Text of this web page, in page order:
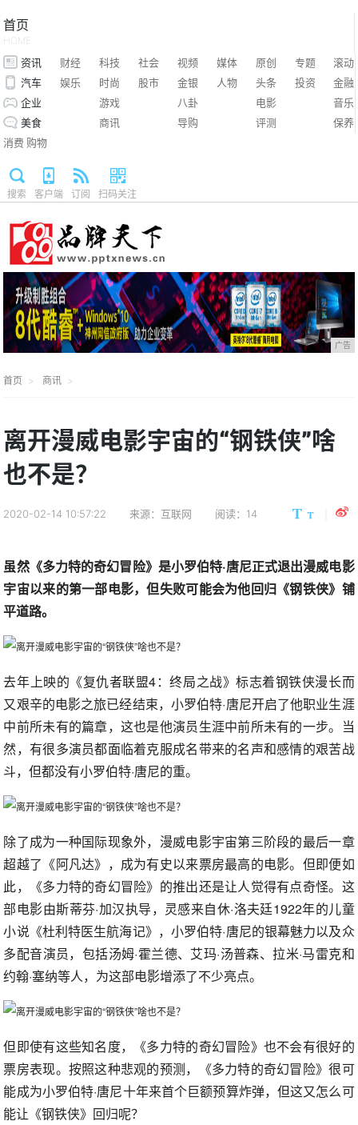
首页
HOME
资讯 财经 科技 社会 视频 媒体 原创 专题
滚动
汽车
娱乐 时尚 股市 金银 人物 头条 投资
金融
企业
游戏 八卦 电影
音乐
美食
商讯 导购 评测
保养
消费 购物
搜索 客户端 订阅 扫码关注
广告
首页 商讯
离开漫威电影宇宙的“钢铁侠”啥
也不是？
2020-02-14 10:57:22 来源：互联网 阅读：14
虽然《多力特的奇幻冒险》是小罗伯特·唐尼正式退出漫威电影
宇宙以来的第一部电影，但失败可能会为他回归《钢铁侠》铺
平道路。
去年上映的《复仇者联盟4：终局之战》标志着钢铁侠漫长而
又艰辛的电影之旅已经结束，小罗伯特·唐尼开启了他职业生涯
中前所未有的篇章，这也是他演员生涯中前所未有的一步。当
然，有很多演员都面临着克服成名带来的名声和感情的艰苦战
斗，但都没有小罗伯特·唐尼的重。
除了成为一种国际现象外，漫威电影宇宙第三阶段的最后一章
超越了《阿凡达》，成为有史以来票房最高的电影。但即便如
此，《多力特的奇幻冒险》的推出还是让人觉得有点奇怪。这
部电影由斯蒂芬·加汉执导，灵感来自休·洛夫廷1922年的儿童
小说《杜利特医生航海记》，小罗伯特·唐尼的银幕魅力以及众
多配音演员，包括汤姆·霍兰德、艾玛·汤普森、拉米·马雷克和
约翰·塞纳等人，为这部电影增添了不少亮点。
但即使有这些知名度，《多力特的奇幻冒险》也不会有很好的
票房表现。按照这种悲观的预测，《多力特的奇幻冒险》很可
能成为小罗伯特·唐尼十年来首个巨额预算炸弹，但这又怎么可
能让《钢铁侠》回归呢？